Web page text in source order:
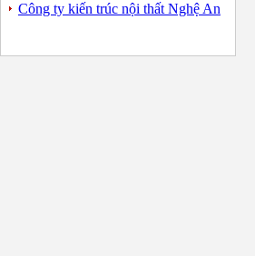
Công ty kiến trúc nội thất Nghệ An